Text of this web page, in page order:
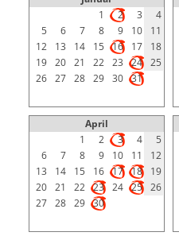
1
2 3
4
5
6 7 8 9 10
11
12
13 14 15 16 17
18
19 20 21 22 23 24 25
26 27 28 29 30 31
April
1
2 3 4
5
6
7 8 9 10 11
12
13
14 15 16 17 18
19
20 21 22 23 24 25 26
27 28 29 30